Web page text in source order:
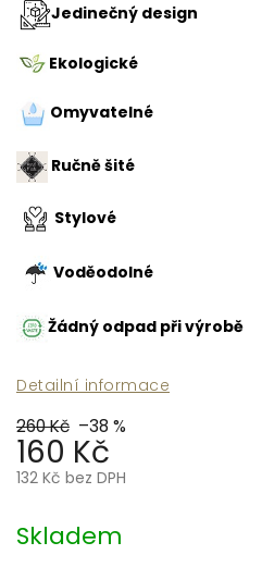
260 Kč –38 %
160 Kč
132 Kč bez DPH
cena:
Skladem
Jedinečný design
Ekologické
Omyvatelné
Ručně šité
Stylové
Voděodolné
Žádný odpad při výrobě
Detailní informace